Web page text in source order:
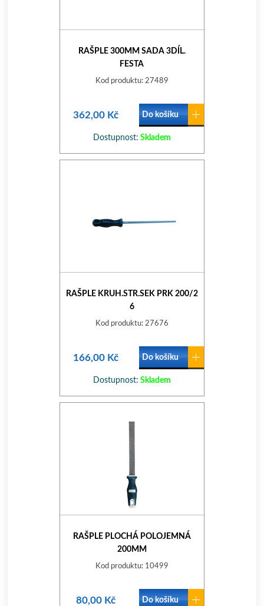
RAŠPLE 300MM SADA 3DÍL.
FESTA
Kod produktu: 27489
362,00 Kč Do košíku
Dostupnost: Skladem
RAŠPLE KRUH.STR.SEK PRK 200/2
6
Kod produktu: 27676
166,00 Kč Do košíku
Dostupnost: Skladem
RAŠPLE PLOCHÁ POLOJEMNÁ
200MM
Kod produktu: 10499
80,00 Kč Do košíku